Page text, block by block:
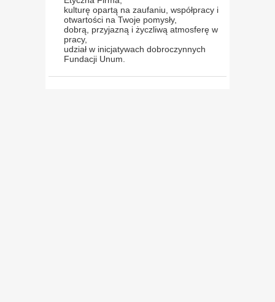
kulturę opartą na zaufaniu, współpracy i
otwartości na Twoje pomysły,
dobrą, przyjazną i życzliwą atmosferę w
pracy,
udział w inicjatywach dobroczynnych
Fundacji Unum.